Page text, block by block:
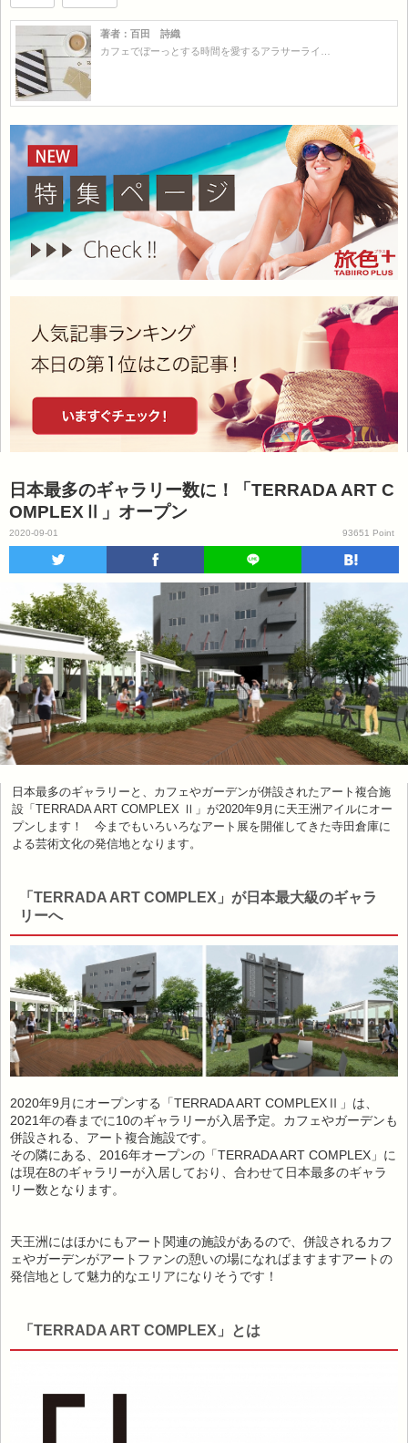
著者：百田 詩織
カフェでぼーっとする時間を愛するアラサーライ…
日本最多のギャラリー数に！「TERRADA ART C
OMPLEXⅡ」オープン
2020-09-01 93651 Point
日本最多のギャラリーと、カフェやガーデンが併設されたアート複合施
設「TERRADA ART COMPLEX Ⅱ」が2020年9月に天王洲アイルにオー
プンします！ 今までもいろいろなアート展を開催してきた寺田倉庫に
よる芸術文化の発信地となります。
「TERRADA ART COMPLEX」が日本最大級のギャラ
リーへ
2020年9月にオープンする「TERRADA ART COMPLEXⅡ」は、
2021年の春までに10のギャラリーが入居予定。カフェやガーデンも
併設される、アート複合施設です。
その隣にある、2016年オープンの「TERRADA ART COMPLEX」に
は現在8のギャラリーが入居しており、合わせて日本最多のギャラ
リー数となります。
天王洲にはほかにもアート関連の施設があるので、併設されるカフ
ェやガーデンがアートファンの憩いの場になればますますアートの
発信地として魅力的なエリアになりそうです！
「TERRADA ART COMPLEX」とは